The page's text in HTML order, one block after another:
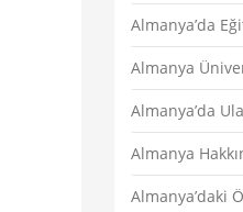
Almanya’da
Almanya
Almanya’da
Almanya
Almanya’daki